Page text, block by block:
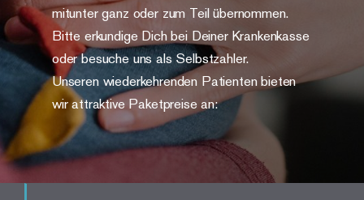
mitunter ganz oder zum Teil übernommen.
Bitte erkundige Dich bei Deiner Krankenkasse
oder besuche uns als Selbstzahler.
Unseren wiederkehrenden Patienten bieten
wir attraktive Paketpreise an: